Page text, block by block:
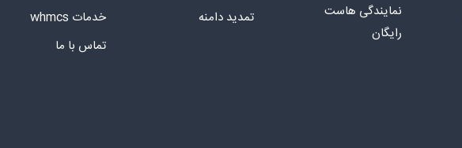
نمایندگی هاست
رایگان
تمدید دامنه
خدمات whmcs
تماس با ما